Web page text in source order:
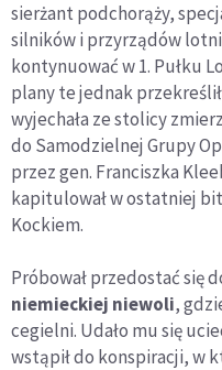
sierżant podchorąży,
silników i przyrządów
kontynuować w 1. Pułku
plany te jednak
wyjechała ze stolicy
do Samodzielnej Grupy
przez gen. Franciszka
kapitulował w ostatniej
Kockiem.
Próbował przedostać się
niemieckiej niewoli,
cegielni. Udało mu się
wstąpił do konspiracji, w